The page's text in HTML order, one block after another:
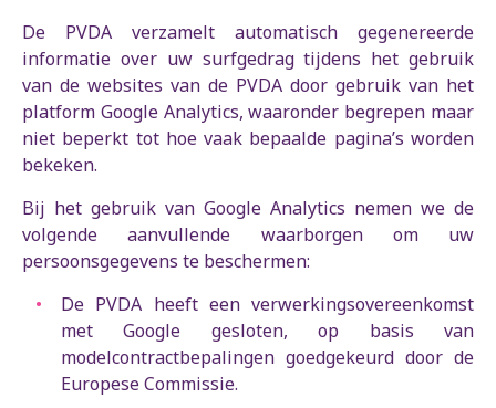
De PVDA verzamelt automatisch gegenereerde
informatie over uw surfgedrag tijdens het gebruik
van de websites van de PVDA door gebruik van het
platform Google Analytics, waaronder begrepen maar
niet beperkt tot hoe vaak bepaalde pagina’s worden
bekeken.
Bij het gebruik van Google Analytics nemen we de
volgende aanvullende waarborgen om uw
persoonsgegevens te beschermen:
De PVDA heeft een verwerkingsovereenkomst
met Google gesloten, op basis van
modelcontractbepalingen goedgekeurd door de
Europese Commissie.